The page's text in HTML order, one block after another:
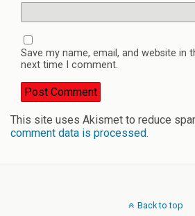
Save my name, email, and website in
next time I comment.
This site uses Akismet to reduce
comment data is processed.
Back to top